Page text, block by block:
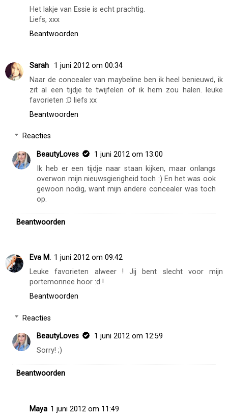
Het lakje van Essie is echt prachtig.
Liefs, xxx
Beantwoorden
Sarah
1 juni 2012 om 00:34
Naar de concealer van maybeline ben ik heel benieuwd, ik
zit al een tijdje te twijfelen of ik hem zou halen. leuke
favorieten :D liefs xx
Beantwoorden
Reacties
BeautyLoves
1 juni 2012 om 13:00
Ik heb er een tijdje naar staan kijken, maar onlangs
overwon mijn nieuwsgierigheid toch :) En het was ook
gewoon nodig, want mijn andere concealer was toch
op.
Beantwoorden
Eva M. 1 juni 2012 om 09:42
Leuke favorieten alweer ! Jij bent slecht voor mijn
portemonnee hoor :d !
Beantwoorden
Reacties
BeautyLoves
1 juni 2012 om 12:59
Sorry! ;)
Beantwoorden
Maya 1 juni 2012 om 11:49